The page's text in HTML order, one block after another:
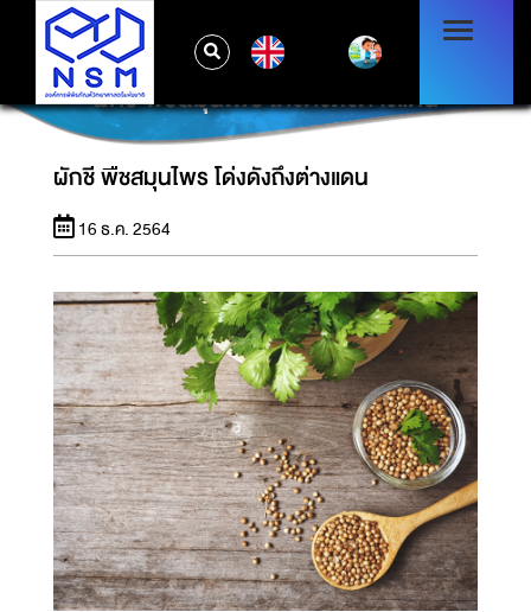
ผักชี พืชสมุนไพร โด่งดังถึงต่างแดน
ผักชี พืชสมุนไพร โด่งดังถึงต่างแดน
16 ธ.ค. 2564